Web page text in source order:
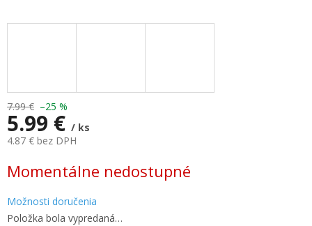
7.99 € –25 %
5.99 € / ks
4.87 € bez DPH
cena:
Momentálne nedostupné
Možnosti doručenia
Položka bola vypredaná…